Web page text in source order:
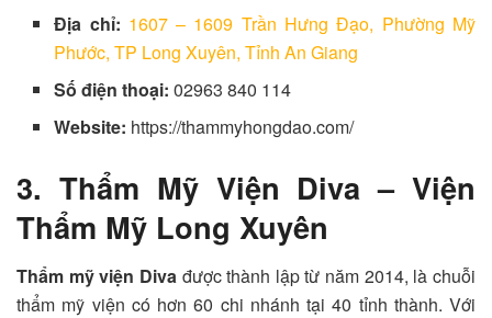
Địa chỉ: 1607 – 1609 Trần Hưng Đạo, Phường Mỹ
Phước, TP Long Xuyên, Tỉnh An Giang
Số điện thoại:02963 840 114
Website: https://thammyhongdao.com/
3. Thẩm Mỹ Viện Diva – Viện
Thẩm Mỹ Long Xuyên
Thẩm mỹ viện Divađược thành lập từ năm 2014, là chuỗi
thẩm mỹ viện có hơn 60 chi nhánh tại 40 tỉnh thành. Với